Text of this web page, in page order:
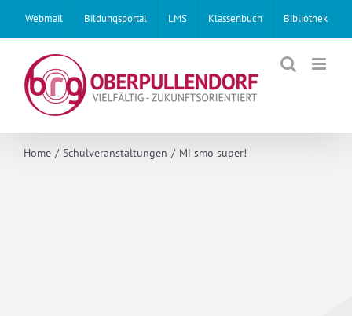
content
Webmail Bildungsportal LMS Klassenbuch Bibliothek
Home Schulveranstaltungen Mi smo super!